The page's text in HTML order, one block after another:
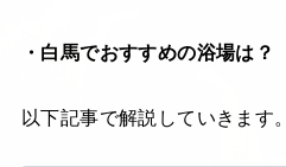
・白馬でおすすめの浴場は？
以下記事で解説していきます。